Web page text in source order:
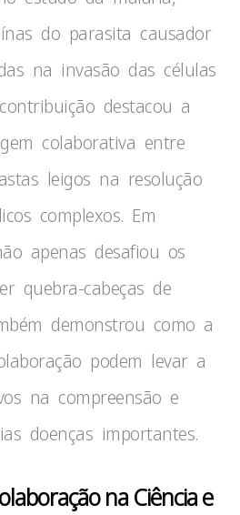
do parasita causador
na invasão das células
destacou a
colaborativa entre
leigos na resolução
complexos. Em
apenas desafiou os
quebra-cabeças de
demonstrou como a
podem levar a
na compreensão e
doenças importantes.
na Ciência e